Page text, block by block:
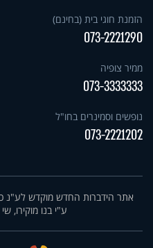
הזמנת חוגי בית (בחינם)
073-2221290
ממיר צופיה
073-3333333
נופשים וסמינרים בחו"ל
073-2221202
אתר הידברות החדש מוקדש לע"נ
ע"י בנו מוקירו,